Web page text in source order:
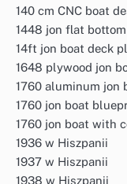
140 cm CNC boat
1448 jon flat
14ft jon boat deck
1648 plywood jon
1760 aluminum jon
1760 jon boat
1760 jon boat with
1936 w Hiszpanii
1937 w Hiszpanii
1938 w Hiszpanii